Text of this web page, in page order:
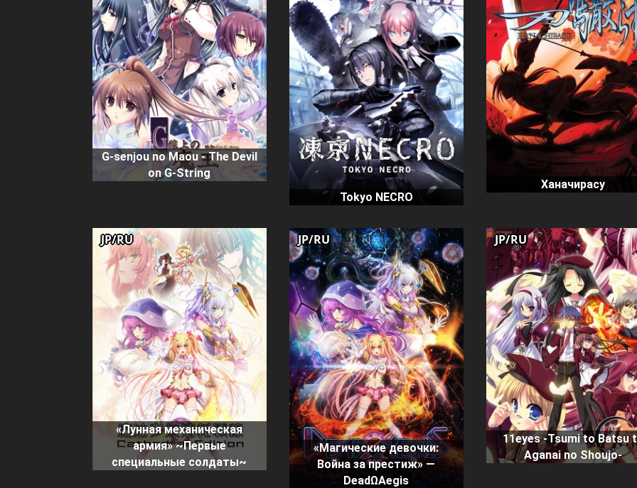
G-senjou no Maou - The Devil
on G-String
Tokyo NECRO
Ханачирасу
«Лунная механическая
армия» ~Первые
специальные солдаты~
JP/RU
«Магические девочки:
Война за престиж» —
DeadΩAegis
JP/RU
11eyes -Tsumi to Batsu
Aganai no Shoujo-
JP/RU